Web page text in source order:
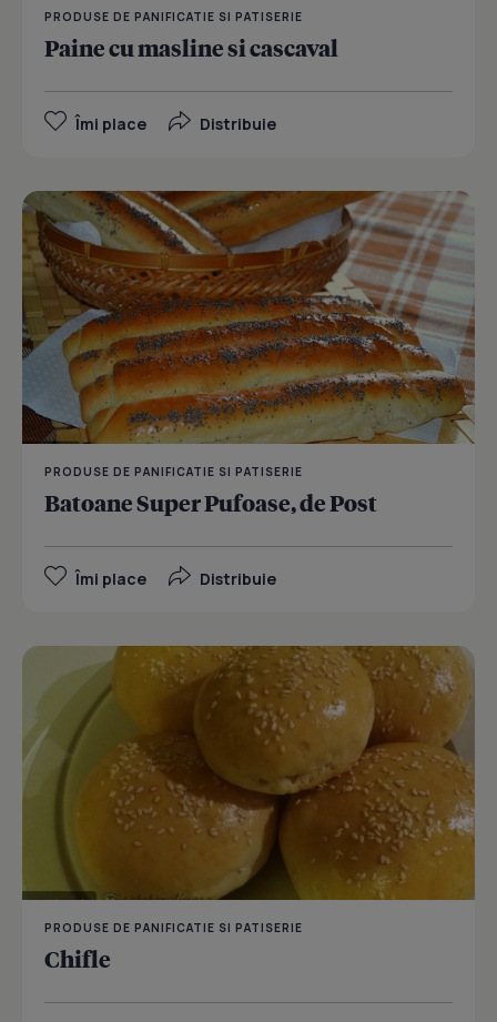
PRODUSE DE PANIFICATIE SI PATISERIE
Paine cu masline si cascaval
Îmi place Distribuie
PRODUSE DE PANIFICATIE SI PATISERIE
Batoane Super Pufoase, de Post
Îmi place Distribuie
PRODUSE DE PANIFICATIE SI PATISERIE
Chifle